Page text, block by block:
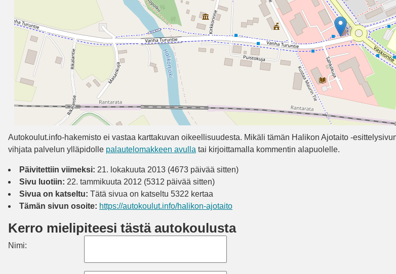
Autokoulut.info-hakemisto ei vastaa karttakuvan oikeellisuudesta. Mikäli tämän Halikon Ajotaito -
vihjata palvelun ylläpidolle palautelomakkeen avulla tai kirjoittamalla kommentin alapuolelle.
Päivitettiin viimeksi: 21. lokakuuta 2013 (4673 päivää sitten)
Sivu luotiin: 22. tammikuuta 2012 (5312 päivää sitten)
Sivua on katseltu: Tätä sivua on katseltu 5322 kertaa
Tämän sivun osoite: https://autokoulut.info/halikon-ajotaito
Kerro mielipiteesi tästä autokoulusta
Nimi: